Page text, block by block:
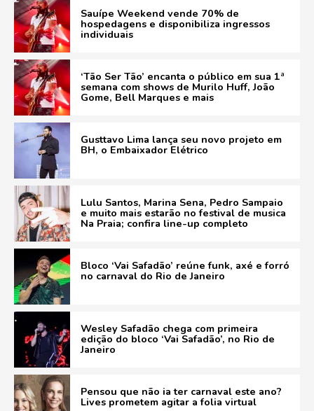
Sauípe Weekend vende 70% de
hospedagens e disponibiliza ingressos
individuais
‘Tão Ser Tão’ encanta o público em sua 1ª
semana com shows de Murilo Huff, João
Gome, Bell Marques e mais
Gusttavo Lima lança seu novo projeto em
BH, o Embaixador Elétrico
Lulu Santos, Marina Sena, Pedro Sampaio
e muito mais estarão no festival de musica
Na Praia; confira line-up completo
Bloco ‘Vai Safadão’ reúne funk, axé e forró
no carnaval do Rio de Janeiro
Wesley Safadão chega com primeira
edição do bloco ‘Vai Safadão’, no Rio de
Janeiro
Pensou que não ia ter carnaval este ano?
Lives prometem agitar a folia virtual